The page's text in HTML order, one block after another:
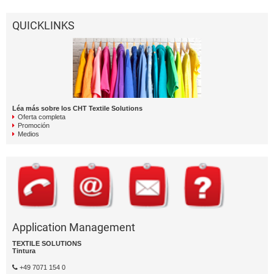
QUICKLINKS
Léa más sobre los CHT Textile Solutions
Oferta completa
Promoción
Medios
Application Management
TEXTILE SOLUTIONS
Tintura
+49 7071 154 0